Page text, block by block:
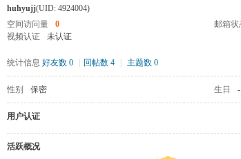
huhyujj(UID: 4924004)
空间访问量
0 邮箱状
视频认证
未认证
统计信息 好友数 0 回帖数 4 主题数 0
性别 保密 生日 -
用户认证
活跃概况